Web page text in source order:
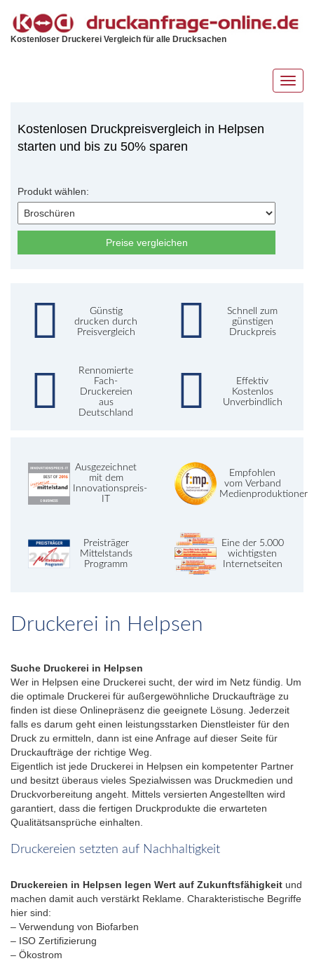
Kostenloser Druckerei Vergleich für alle Drucksachen
Kostenlosen Druckpreisvergleich in Helpsen
starten und bis zu 50% sparen
Produkt wählen:
Preise vergleichen
Günstig
drucken durch
Preisvergleich
Schnell zum
günstigen
Druckpreis
Rennomierte
Fach-
Druckereien
aus
Deutschland
Effektiv
Kostenlos
Unverbindlich
Ausgezeichnet
mit dem
Innovationspreis-
IT
Empfohlen
vom Verband
Medienproduktioner
Preisträger
Mittelstands
Programm
Eine der 5.000
wichtigsten
Internetseiten
Druckerei in Helpsen
Suche Druckerei in Helpsen
Wer in Helpsen eine Druckerei sucht, der wird im Netz fündig. Um
die optimale Druckerei für außergewöhnliche Druckaufträge zu
finden ist diese Onlinepräsenz die geeignete Lösung. Jederzeit
falls es darum geht einen leistungsstarken Dienstleister für den
Druck zu ermitteln, dann ist eine Anfrage auf dieser Seite für
Druckaufträge der richtige Weg.
Eigentlich ist jede Druckerei in Helpsen ein kompetenter Partner
und besitzt überaus vieles Spezialwissen was Druckmedien und
Druckvorbereitung angeht. Mittels versierten Angestellten wird
garantiert, dass die fertigen Druckprodukte die erwarteten
Qualitätsansprüche einhalten.
Druckereien setzten auf Nachhaltigkeit
Druckereien in Helpsen legen Wert auf Zukunftsfähigkeit und
machen damit auch verstärkt Reklame. Charakteristische Begriffe
hier sind:
– Verwendung von Biofarben
– ISO Zertifizierung
– Ökostrom